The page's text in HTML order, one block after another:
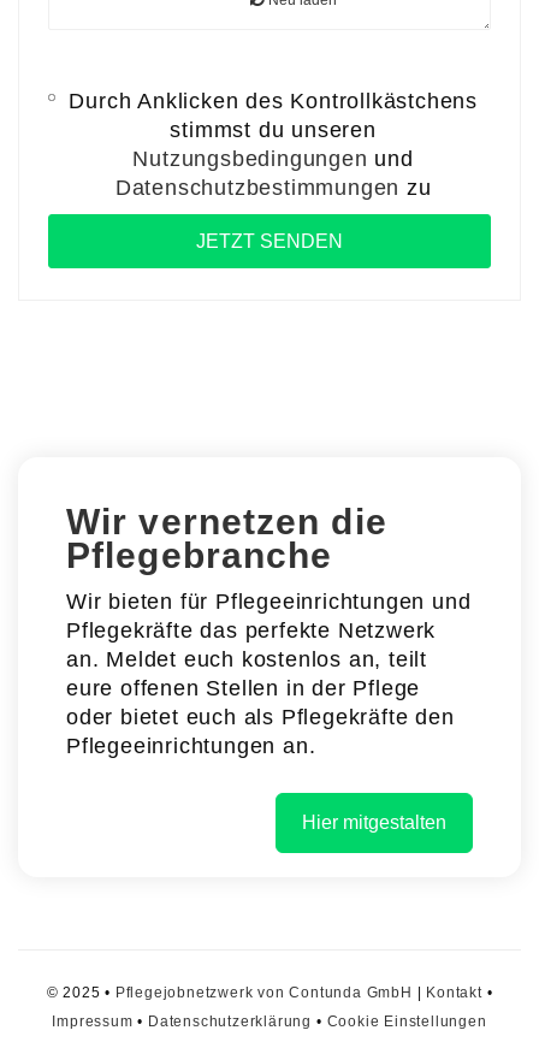
Durch Anklicken des Kontrollkästchens
stimmst du unseren
Nutzungsbedingungen und
Datenschutzbestimmungen zu
Wir vernetzen die
Pflegebranche
Wir bieten für Pflegeeinrichtungen und
Pflegekräfte das perfekte Netzwerk
an. Meldet euch kostenlos an, teilt
eure offenen Stellen in der Pflege
oder bietet euch als Pflegekräfte den
Pflegeeinrichtungen an.
Hier mitgestalten
© 2025 • Pflegejobnetzwerk von Contunda GmbH Kontakt•
Impressum • Datenschutzerklärung • Cookie Einstellungen